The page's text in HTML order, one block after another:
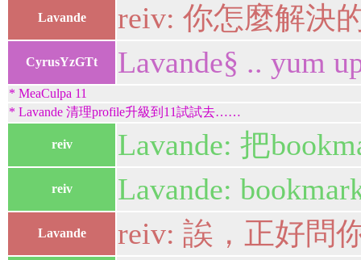
Lavande reiv: 你怎麼解決
CyrusYzGTt Lavande§ .. yum
* MeaCulpa 11
* Lavande 清理profile升級到11試試去……
reiv Lavande: 把
reiv Lavande:
Lavande reiv: 誒，正好問